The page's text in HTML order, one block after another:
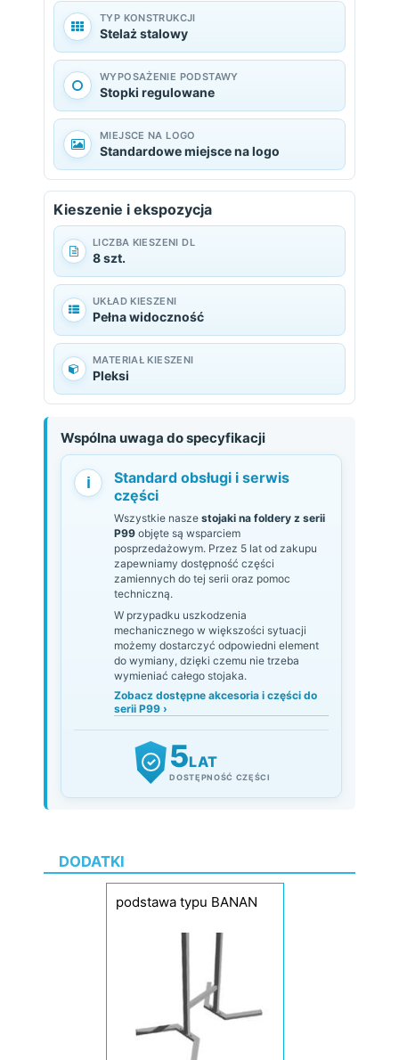
TYP KONSTRUKCJI
Stelaż stalowy
WYPOSAŻENIE PODSTAWY
Stopki regulowane
MIEJSCE NA LOGO
Standardowe miejsce na logo
Kieszenie i ekspozycja
LICZBA KIESZENI DL
8 szt.
UKŁAD KIESZENI
Pełna widoczność
MATERIAŁ KIESZENI
Pleksi
Wspólna uwaga do specyfikacji
i
Standard obsługi i serwis
części
Wszystkie nasze stojaki na foldery z serii
P99 objęte są wsparciem
posprzedażowym. Przez 5 lat od zakupu
zapewniamy dostępność części
zamiennych do tej serii oraz pomoc
techniczną.
W przypadku uszkodzenia
mechanicznego w większości sytuacji
możemy dostarczyć odpowiedni element
do wymiany, dzięki czemu nie trzeba
wymieniać całego stojaka.
Zobacz dostępne akcesoria i części do
serii P99 ›
✓ 5LAT
DOSTĘPNOŚĆ CZĘŚCI
DODATKI
podstawa typu BANAN